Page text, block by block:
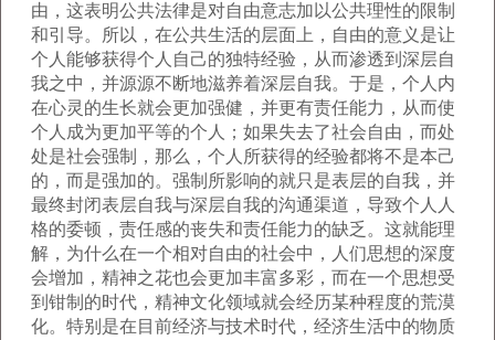
由，这表明公共法律是对自由意志加以公共理性的限制
和引导。所以，在公共生活的层面上，自由的意义是让
个人能够获得个人自己的独特经验，从而渗透到深层自
我之中，并源源不断地滋养着深层自我。于是，个人内
在心灵的生长就会更加强健，并更有责任能力，从而使
个人成为更加平等的个人；如果失去了社会自由，而处
处是社会强制，那么，个人所获得的经验都将不是本己
的，而是强加的。强制所影响的就只是表层的自我，并
最终封闭表层自我与深层自我的沟通渠道，导致个人人
格的委顿，责任感的丧失和责任能力的缺乏。这就能理
解，为什么在一个相对自由的社会中，人们思想的深度
会增加，精神之花也会更加丰富多彩，而在一个思想受
到钳制的时代，精神文化领域就会经历某种程度的荒漠
化。特别是在目前经济与技术时代，经济生活中的物质